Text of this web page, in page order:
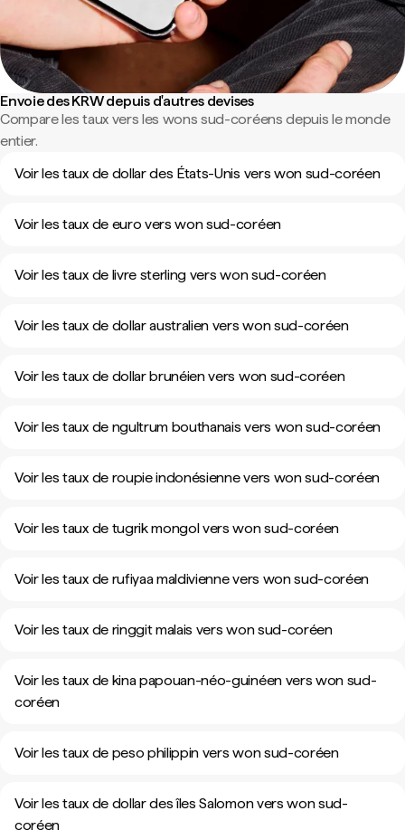
Envoie des KRW depuis d'autres devises
Compare les taux vers les wons sud-coréens depuis le monde
entier.
Voir les taux de dollar des États-Unis vers won sud-coréen
Voir les taux de euro vers won sud-coréen
Voir les taux de livre sterling vers won sud-coréen
Voir les taux de dollar australien vers won sud-coréen
Voir les taux de dollar brunéien vers won sud-coréen
Voir les taux de ngultrum bouthanais vers won sud-coréen
Voir les taux de roupie indonésienne vers won sud-coréen
Voir les taux de tugrik mongol vers won sud-coréen
Voir les taux de rufiyaa maldivienne vers won sud-coréen
Voir les taux de ringgit malais vers won sud-coréen
Voir les taux de kina papouan-néo-guinéen vers won sud-
coréen
Voir les taux de peso philippin vers won sud-coréen
Voir les taux de dollar des îles Salomon vers won sud-
coréen